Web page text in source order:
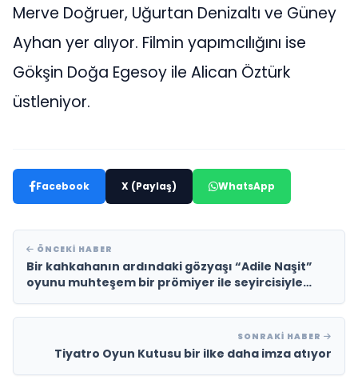
Merve Doğruer, Uğurtan Denizaltı ve Güney
Ayhan yer alıyor. Filmin yapımcılığını ise
Gökşin Doğa Egesoy ile Alican Öztürk
üstleniyor.
Facebook X (Paylaş) WhatsApp
ÖNCEKI HABER
Bir kahkahanın ardındaki gözyaşı “Adile Naşit”
oyunu muhteşem bir prömiyer ile seyircisiyle
SONRAKI HABER
Tiyatro Oyun Kutusu bir ilke daha imza atıyor